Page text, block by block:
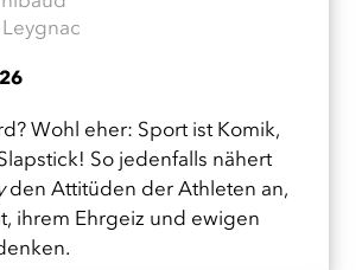
Wohl eher: Sport ist Komik,
So jedenfalls nähert
den Attitüden der Athleten an,
ihrem Ehrgeiz und ewigen